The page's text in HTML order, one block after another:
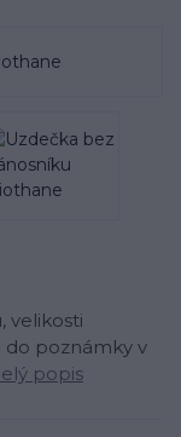
velikosti
do poznámky v
popis